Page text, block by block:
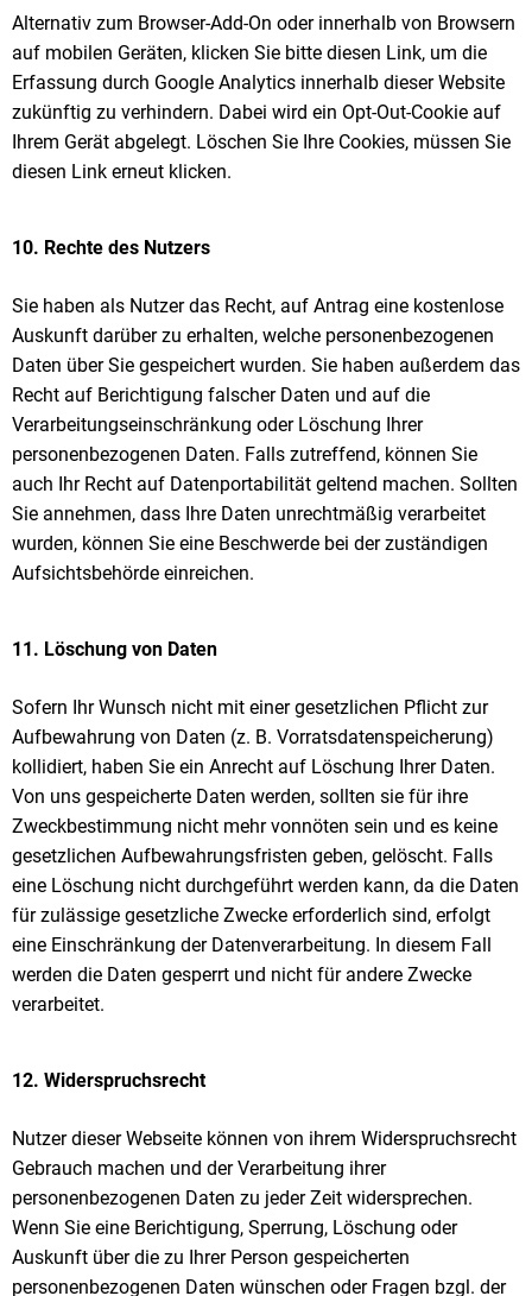
Alternativ zum Browser-Add-On oder innerhalb von Browsern
auf mobilen Geräten, klicken Sie bitte diesen Link, um die
Erfassung durch Google Analytics innerhalb dieser Website
zukünftig zu verhindern. Dabei wird ein Opt-Out-Cookie auf
Ihrem Gerät abgelegt. Löschen Sie Ihre Cookies, müssen Sie
diesen Link erneut klicken.
10. Rechte des Nutzers
Sie haben als Nutzer das Recht, auf Antrag eine kostenlose
Auskunft darüber zu erhalten, welche personenbezogenen
Daten über Sie gespeichert wurden. Sie haben außerdem das
Recht auf Berichtigung falscher Daten und auf die
Verarbeitungseinschränkung oder Löschung Ihrer
personenbezogenen Daten. Falls zutreffend, können Sie
auch Ihr Recht auf Datenportabilität geltend machen. Sollten
Sie annehmen, dass Ihre Daten unrechtmäßig verarbeitet
wurden, können Sie eine Beschwerde bei der zuständigen
Aufsichtsbehörde einreichen.
11. Löschung von Daten
Sofern Ihr Wunsch nicht mit einer gesetzlichen Pflicht zur
Aufbewahrung von Daten (z. B. Vorratsdatenspeicherung)
kollidiert, haben Sie ein Anrecht auf Löschung Ihrer Daten.
Von uns gespeicherte Daten werden, sollten sie für ihre
Zweckbestimmung nicht mehr vonnöten sein und es keine
gesetzlichen Aufbewahrungsfristen geben, gelöscht. Falls
eine Löschung nicht durchgeführt werden kann, da die Daten
für zulässige gesetzliche Zwecke erforderlich sind, erfolgt
eine Einschränkung der Datenverarbeitung. In diesem Fall
werden die Daten gesperrt und nicht für andere Zwecke
verarbeitet.
12. Widerspruchsrecht
Nutzer dieser Webseite können von ihrem Widerspruchsrecht
Gebrauch machen und der Verarbeitung ihrer
personenbezogenen Daten zu jeder Zeit widersprechen.
Wenn Sie eine Berichtigung, Sperrung, Löschung oder
Auskunft über die zu Ihrer Person gespeicherten
personenbezogenen Daten wünschen oder Fragen bzgl. der